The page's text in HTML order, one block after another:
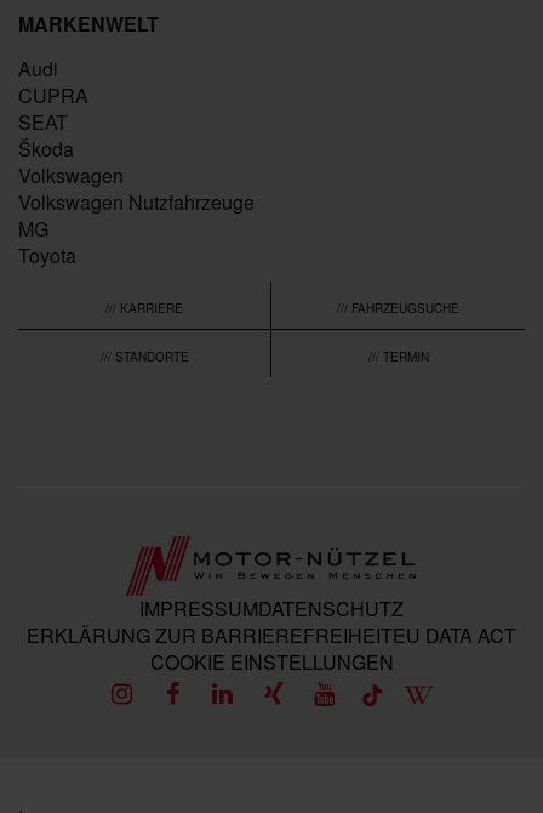
MARKENWELT
Audi
CUPRA
SEAT
Škoda
Volkswagen
Volkswagen Nutzfahrzeuge
MG
Toyota
/// KARRIERE /// FAHRZEUGSUCHE
/// STANDORTE /// TERMIN
IMPRESSUMDATENSCHUTZ
ERKLÄRUNG ZUR BARRIEREFREIHEITEU DATA ACT
COOKIE EINSTELLUNGEN